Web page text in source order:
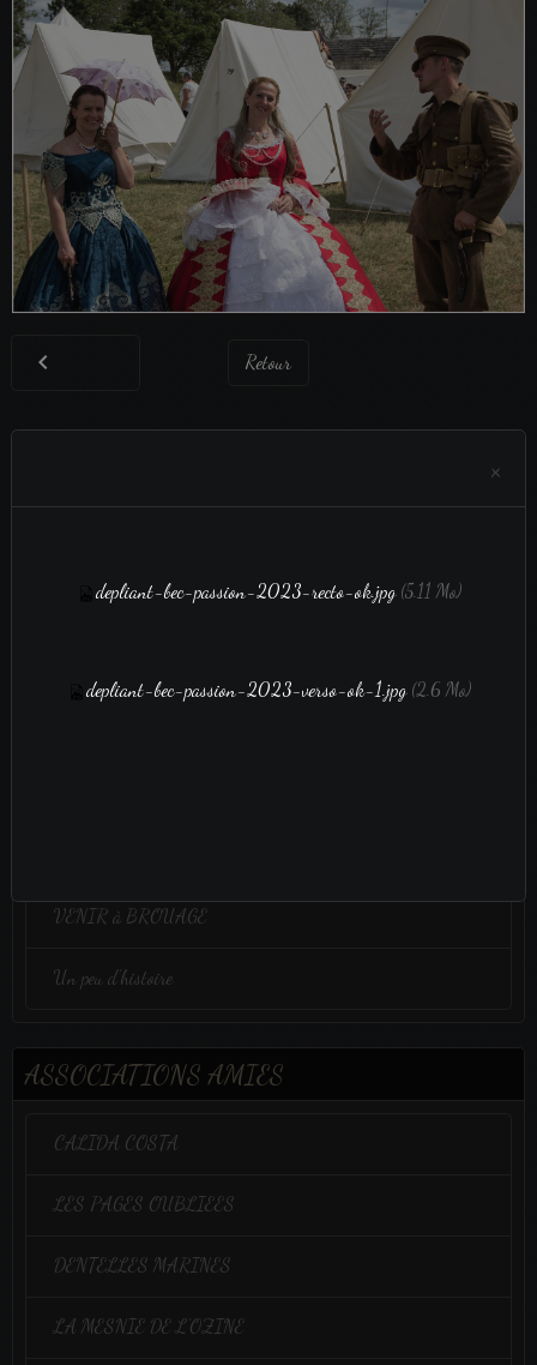
Retour
film vidéo
VENIR à BROUAGE
Un peu d'histoire
ASSOCIATIONS AMIES
CALIDA COSTA
LES PAGES OUBLIEES
DENTELLES MARINES
LA MESNIE DE L'OZINE
×
depliant-bec-passion-2023-recto-ok.jpg(5.11 Mo)
depliant-bec-passion-2023-verso-ok-1.jpg(2.6 Mo)